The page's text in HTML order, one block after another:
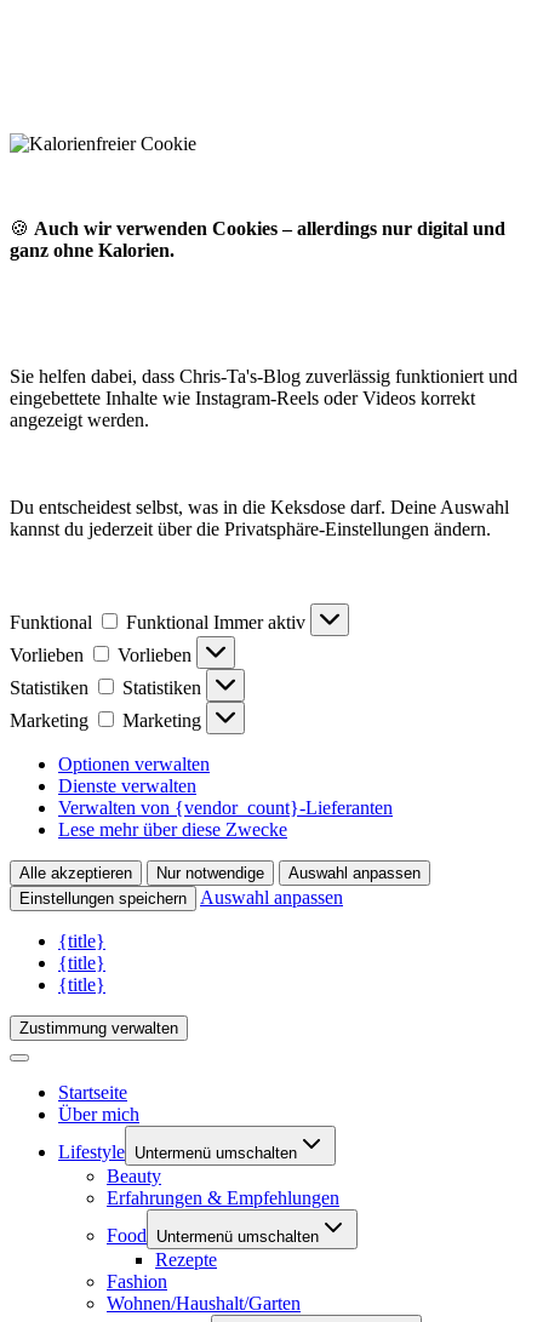
🍪 Auch wir verwenden Cookies – allerdings nur digital und
ganz ohne Kalorien.
Sie helfen dabei, dass Chris-Ta's-Blog zuverlässig funktioniert und
eingebettete Inhalte wie Instagram-Reels oder Videos korrekt
angezeigt werden.
Du entscheidest selbst, was in die Keksdose darf. Deine Auswahl
kannst du jederzeit über die Privatsphäre-Einstellungen ändern.
Funktional Funktional Immer aktiv
Vorlieben
Vorlieben
Statistiken
Statistiken
Marketing
Marketing
Optionen verwalten
Dienste verwalten
Verwalten von {vendor_count}-Lieferanten
Lese mehr über diese Zwecke
Alle akzeptieren Nur notwendige
Auswahl anpassen
Einstellungen speichern
Auswahl anpassen
{title}
{title}
{title}
Zustimmung verwalten
Startseite
Über mich
Lifestyle Untermenü umschalten
Beauty
Erfahrungen & Empfehlungen
Food
Untermenü umschalten
Rezepte
Fashion
Wohnen/Haushalt/Garten